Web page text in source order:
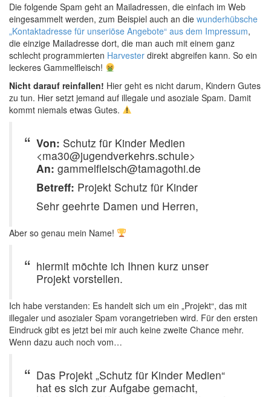
Die folgende Spam geht an Mailadressen, die einfach im Web
eingesammelt werden, zum Beispiel auch an die wunderhübsche
„Kontaktadresse für unseriöse Angebote“ aus dem Impressum,
die einzige Mailadresse dort, die man auch mit einem ganz
schlecht programmierten Harvester direkt abgreifen kann. So ein
leckeres Gammelfleisch!
Nicht darauf reinfallen! Hier geht es nicht darum, Kindern Gutes
zu tun. Hier setzt jemand auf illegale und asoziale Spam. Damit
kommt niemals etwas Gutes.
Von: Schutz für Kinder Medien
<ma30@jugendverkehrs.schule>
An: gammelfleisch@tamagothi.de
Betreff: Projekt Schutz für Kinder
Sehr geehrte Damen und Herren,
Aber so genau mein Name!
hiermit möchte ich Ihnen kurz unser
Projekt vorstellen.
Ich habe verstanden: Es handelt sich um ein „Projekt“, das mit
illegaler und asozialer Spam vorangetrieben wird. Für den ersten
Eindruck gibt es jetzt bei mir auch keine zweite Chance mehr.
Wenn dazu auch noch vom…
Das Projekt „Schutz für Kinder Medien“
hat es sich zur Aufgabe gemacht,